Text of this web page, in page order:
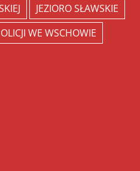
JEZIORO SŁAWSKIE
WE WSCHOWIE